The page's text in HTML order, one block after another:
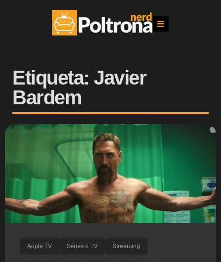
Etiqueta: Javier
Bardem
Apple TV Séries e TV Streaming